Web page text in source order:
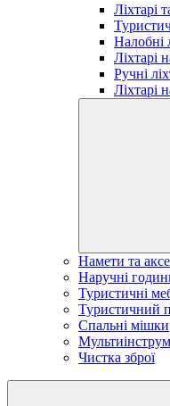
Ліхтарі
Налобні
Ліхтарі
Ручні
Ліхтарі
Намети та
Наручні
Туристичні
Туристичний
Спальні мішки
Чистка зброї